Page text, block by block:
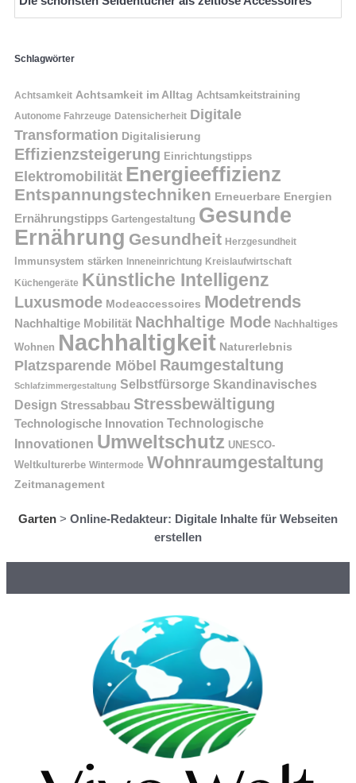
Schlagwörter
Achtsamkeit Achtsamkeit im Alltag Achtsamkeitstraining
Autonome Fahrzeuge Datensicherheit Digitale
Transformation Digitalisierung
Effizienzsteigerung Einrichtungstipps
Elektromobilität Energieeffizienz
Entspannungstechniken Erneuerbare Energien
Ernährungstipps Gartengestaltung Gesunde
Ernährung Gesundheit Herzgesundheit
Immunsystem stärken Inneneinrichtung Kreislaufwirtschaft
Küchengeräte Künstliche Intelligenz
Luxusmode Modeaccessoires Modetrends
Nachhaltige Mobilität Nachhaltige Mode Nachhaltiges
Wohnen Nachhaltigkeit Naturerlebnis
Platzsparende Möbel Raumgestaltung
Schlafzimmergestaltung Selbstfürsorge Skandinavisches
Design Stressabbau Stressbewältigung
Technologische Innovation Technologische
Innovationen Umweltschutz UNESCO-
Weltkulturerbe Wintermode Wohnraumgestaltung
Zeitmanagement
Garten > Online-Redakteur: Digitale Inhalte für Webseiten
erstellen